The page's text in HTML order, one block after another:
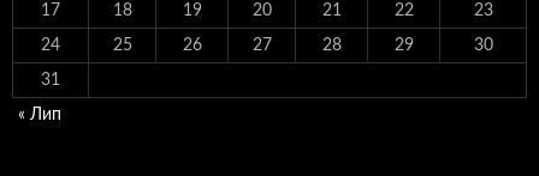
17 18 19 20 21 22 23
24 25 26 27 28 29 30
31
« Лип